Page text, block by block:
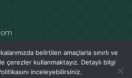
belirtilen amaçlarla sınırlı ve
çerezler kullanmaktayız. Detaylı bilgi
inceleyebilirsiniz.